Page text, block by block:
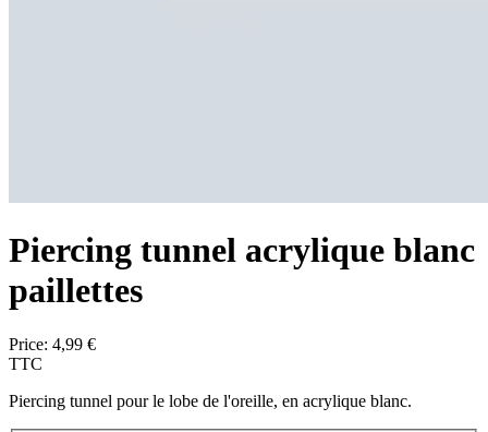
Piercing tunnel acrylique blanc
paillettes
Price: 4,99 €
TTC
Piercing tunnel pour le lobe de l'oreille, en acrylique blanc.